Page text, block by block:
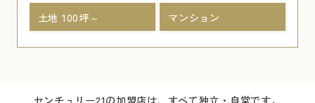
土地 100坪～ マンション
センチュリー21の加盟店は、すべて独立・自営です。